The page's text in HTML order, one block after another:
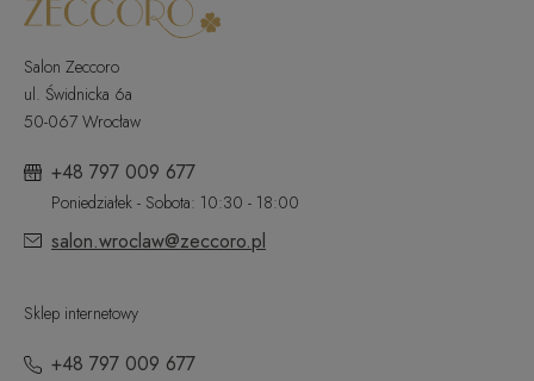
Salon Zeccoro
ul. Świdnicka 6a
50-067 Wrocław
+48 797 009 677
Poniedziałek - Sobota: 10:30 - 18:00
salon.wroclaw@zeccoro.pl
Sklep internetowy
+48 797 009 677